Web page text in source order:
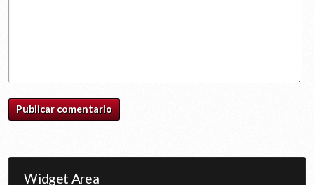
Widget Area